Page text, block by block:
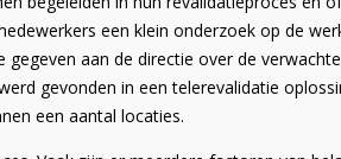
een klein onderzoek op de
aan de directie over de
gevonden in een telerevalidatie
een aantal locaties.